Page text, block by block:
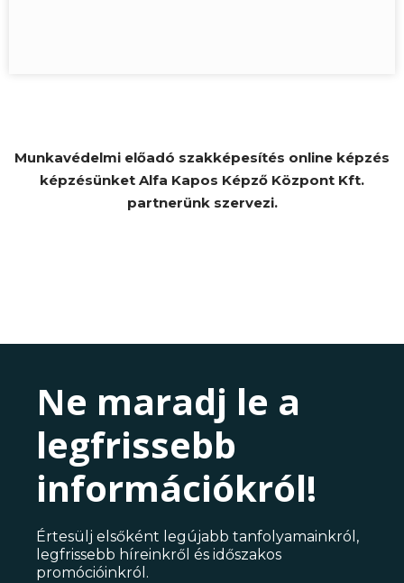
Munkavédelmi előadó szakképesítés online képzés
képzésünket Alfa Kapos Képző Központ Kft.
partnerünk szervezi.
Ne maradj le a
legfrissebb
információkról!
Értesülj elsőként legújabb tanfolyamainkról,
legfrissebb híreinkről és időszakos
promócióinkról.